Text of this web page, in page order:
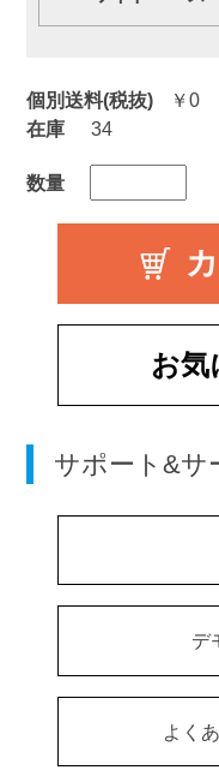
個別送料(税抜) ￥0
在庫 34
数量
お気
サポート&サ
デ
よく